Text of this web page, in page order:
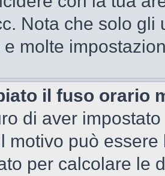
Nota che solo
molte
il fuso orario
di aver
motivo può essere
per calcolare le